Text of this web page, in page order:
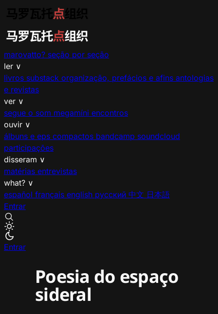
marovatto? seção por seção
ler ∨
livros substack organização, prefácios e afins antologias
e revistas
ver ∨
segue o som megamíni encontros
ouvir ∨
álbuns e eps compactos bandcamp soundcloud
participações
disseram ∨
matérias entrevistas
what? ∨
español français english русский 中文 日本語
Entrar
Entrar
Poesia do espaço
sideral